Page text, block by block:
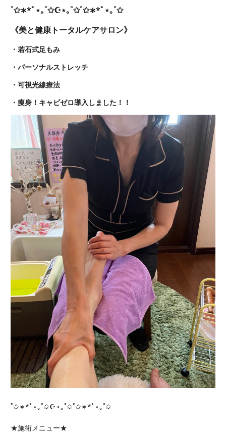
˚✩∗*ﾟ⋆｡˚✩☪︎⋆｡˚✩˚✩∗*ﾟ⋆｡˚✩
《美と健康トータルケアサロン》
・若石式足もみ
・パーソナルストレッチ
・可視光線療法
・痩身！キャビゼロ導入しました！！
˚✩∗*ﾟ⋆｡˚✩☪︎⋆｡˚✩˚✩∗*ﾟ⋆｡˚✩
★施術メニュー★